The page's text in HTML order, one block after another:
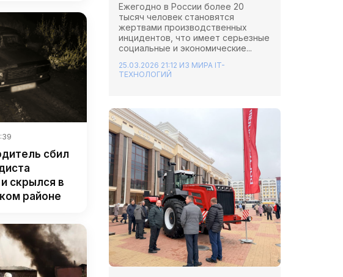
сбил
скрылся в
районе
Ежегодно в России более 20
тысяч человек становятся
жертвами производственных
инцидентов, что имеет серьезные
социальные и экономические...
25.03.2026 21:12 ИЗ МИРА IT-
ТЕХНОЛОГИЙ